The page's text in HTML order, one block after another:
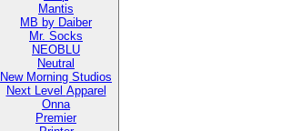
Mantis
MB by Daiber
Mr. Socks
NEOBLU
Neutral
New Morning Studios
Next Level Apparel
Onna
Premier